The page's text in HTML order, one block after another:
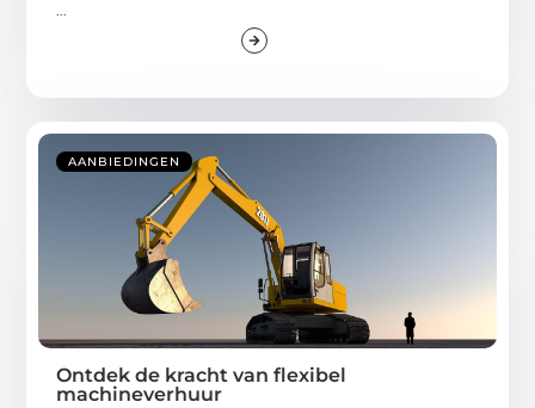
...
AANBIEDINGEN
Ontdek de kracht van flexibel
machineverhuur